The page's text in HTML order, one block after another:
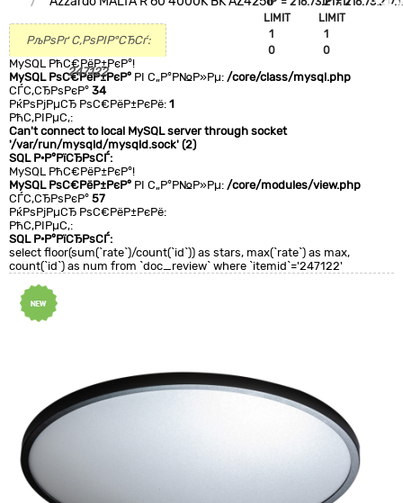
LIMIT
1
0
LIMIT
1
0
РљРѕРґ С‚РѕРІР°СЂСѓ:
247122
MySQL РћС€РёР±РєР°!
MySQL РѕС€РёР±РєР° РІ С„Р°Р№Р»Рµ: /core/class/mysql.php
СЃС‚СЂРѕРєР° 34
РќРѕРјРµСЂ РѕС€РёР±РєРё: 1
РћС‚РІРµС‚:
Can't connect to local MySQL server through socket
'/var/run/mysqld/mysqld.sock' (2)
SQL Р·Р°РїСЂРѕСЃ:
MySQL РћС€РёР±РєР°!
MySQL РѕС€РёР±РєР° РІ С„Р°Р№Р»Рµ: /core/modules/view.php
СЃС‚СЂРѕРєР° 57
РќРѕРјРµСЂ РѕС€РёР±РєРё:
РћС‚РІРµС‚:
SQL Р·Р°РїСЂРѕСЃ:
select floor(sum(`rate`)/count(`id`)) as stars, max(`rate`) as max,
count(`id`) as num from `doc_review` where `itemid`='247122'